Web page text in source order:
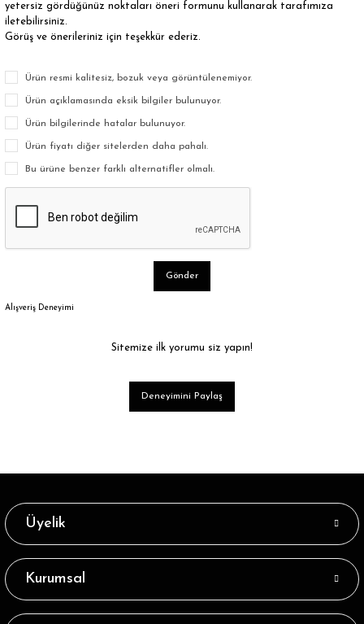
yetersiz gördüğünüz noktaları öneri formunu kullanarak tarafımıza
iletebilirsiniz.
Görüş ve önerileriniz için teşekkür ederiz.
Ürün resmi kalitesiz, bozuk veya görüntülenemiyor.
Ürün açıklamasında eksik bilgiler bulunuyor.
Ürün bilgilerinde hatalar bulunuyor.
Ürün fiyatı diğer sitelerden daha pahalı.
Bu ürüne benzer farklı alternatifler olmalı.
Gönder
Alışveriş Deneyimi
Sitemize ilk yorumu siz yapın!
Deneyimini Paylaş
Üyelik
Kurumsal